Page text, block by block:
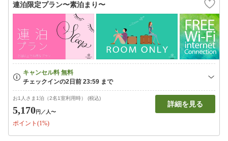
連泊限定プラン〜素泊まり〜
お1人さま1泊（2名1室利用時） (税込)
5,170円 ／人〜
ポイント(1%)
詳細を見る